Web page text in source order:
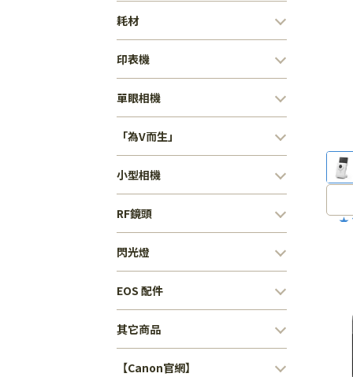
耗材
印表機
單眼相機
「為V而生」
小型相機
RF鏡頭
閃光燈
EOS 配件
其它商品
【Canon官網】
★